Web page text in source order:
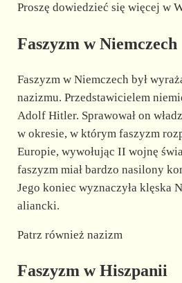
Proszę dowiedzieć się więcej w
Faszyzm w Niemczech
Faszyzm w Niemczech był
nazizmu. Przedstawicielem
Adolf Hitler. Sprawował on
w okresie, w którym faszyzm
Europie, wywołując II wojnę
faszyzm miał bardzo nasilony
Jego koniec wyznaczyła klęska
aliancki.
Patrz również nazizm
Faszyzm w Hiszpanii